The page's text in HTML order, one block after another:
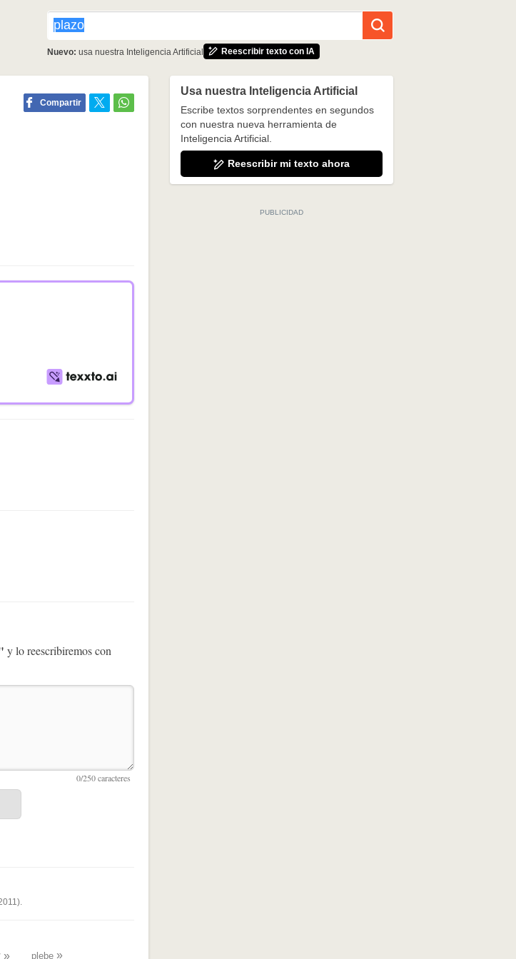
Nuevo: usa nuestra Inteligencia Artificial Reescribir texto con IA
Compartir
y lo reescribiremos con
» plebe»
Usa nuestra Inteligencia Artificial
Escribe textos sorprendentes en segundos
con nuestra nueva herramienta de
Inteligencia Artificial.
Reescribir mi texto ahora